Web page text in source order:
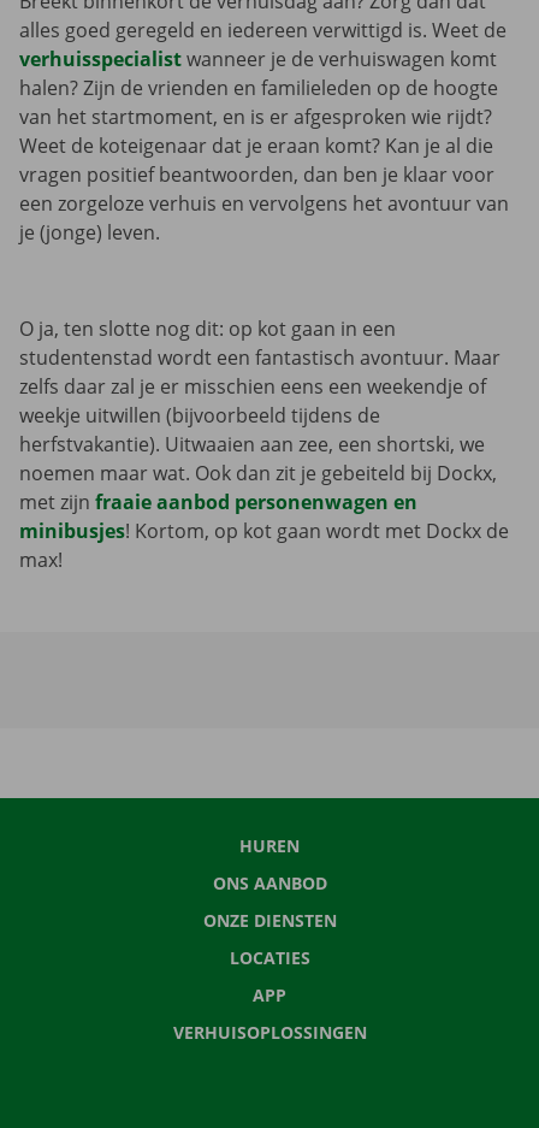
alles goed geregeld en iedereen verwittigd is. Weet de
verhuisspecialistwanneer je de verhuiswagen komt
halen? Zijn de vrienden en familieleden op de hoogte
van het startmoment, en is er afgesproken wie rijdt?
Weet de koteigenaar dat je eraan komt? Kan je al die
vragen positief beantwoorden, dan ben je klaar voor
een zorgeloze verhuis en vervolgens het avontuur van
je (jonge) leven.
O ja, ten slotte nog dit: op kot gaan in een
studentenstad wordt een fantastisch avontuur. Maar
zelfs daar zal je er misschien eens een weekendje of
weekje uitwillen (bijvoorbeeld tijdens de
herfstvakantie). Uitwaaien aan zee, een shortski, we
noemen maar wat. Ook dan zit je gebeiteld bij Dockx,
met zijn fraaie aanbod personenwagen en
minibusjes! Kortom, op kot gaan wordt met Dockx de
max!
HUREN
ONS AANBOD
ONZE DIENSTEN
LOCATIES
APP
VERHUISOPLOSSINGEN